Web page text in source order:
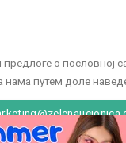
о пословној
нама путем доле